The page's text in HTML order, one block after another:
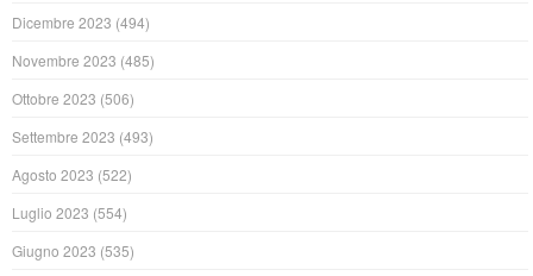
Dicembre 2023 (494)
Novembre 2023 (485)
Ottobre 2023 (506)
Settembre 2023 (493)
Agosto 2023 (522)
Luglio 2023 (554)
Giugno 2023 (535)